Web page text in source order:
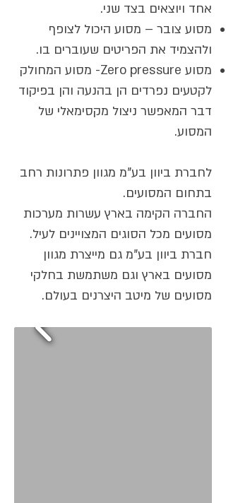
אחד ויוצאים בצד שני.
מסוע צובר – מסוע היכול לצופף
ולהצמיד את הפריטים שעוברים בו.
מסוע Zero pressure- מסוע המחולק
לקטעים נפרדים הן בהנעה והן בפיקוד
דבר המאפשר ניצול מקסימאלי של
המסוע.
לחברת ביוון בע"מ מגוון פתרונות רחב
בתחום המסועים.
החברה הקימה בארץ עשרות מערכות
מסועים מכל הסוגים המצויינים לעיל.
חברת ביוון בע"מ גם מייצרת מגוון
מסועים בארץ וגם משתמשת בחלקי
מסועים של מיטב היצרנים בעולם.